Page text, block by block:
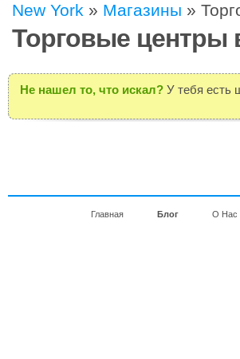
New York » Магазины »
Торговые центры
Не нашел то, что искал? У тебя есть
Главная Блог О Нас